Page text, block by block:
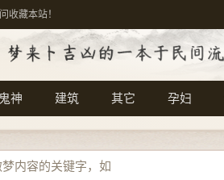
收藏本站！
鬼神 建筑 其它 孕妇